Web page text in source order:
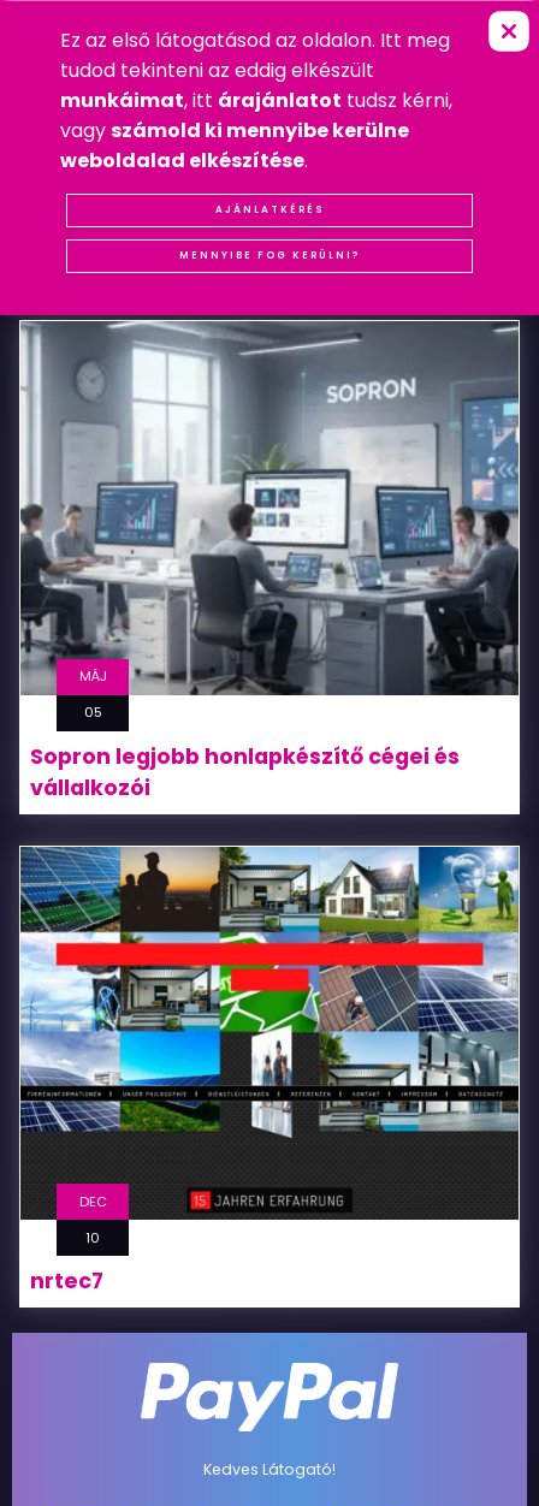
ENI T RISK »
WEBDESIGN
2011. SZEPTEMBER 19. HÉTFŐ
WEBDESIGN
#REFERENCIA
#SOPRON
KAPCSOLÓDÓBEJEGYZÉSEK
MÁJ
05
Sopron legjobb honlapkészítő cégei és
vállalkozói
DEC
10
nrtec7
Kedves Látogató!
Ez az első látogatásod az oldalon. Itt meg
tudod tekinteni az eddig elkészült
munkáimat, itt árajánlatot tudsz kérni,
vagyszámold ki mennyibe kerülne
weboldalad elkészítése.
AJÁNLATKÉRÉS
MENNYIBE FOG KERÜLNI?